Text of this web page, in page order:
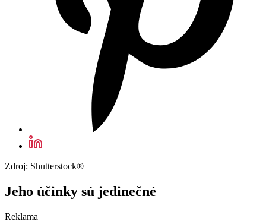
Zdroj: Shutterstock®
Jeho účinky sú jedinečné
Reklama